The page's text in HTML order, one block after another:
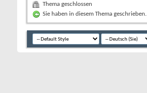
Thema geschlossen
Sie haben in diesem Thema geschrieben.